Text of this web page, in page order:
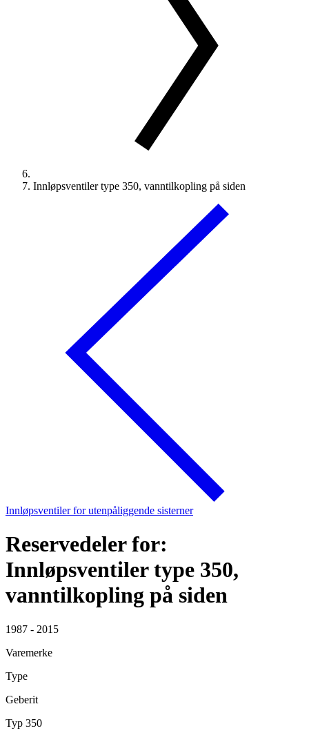
Innløpsventiler type 350, vanntilkopling på siden
Innløpsventiler for utenpåliggende sisterner
Reservedeler for:
Innløpsventiler type 350,
vanntilkopling på siden
1987 - 2015
Varemerke
Type
Geberit
Typ 350